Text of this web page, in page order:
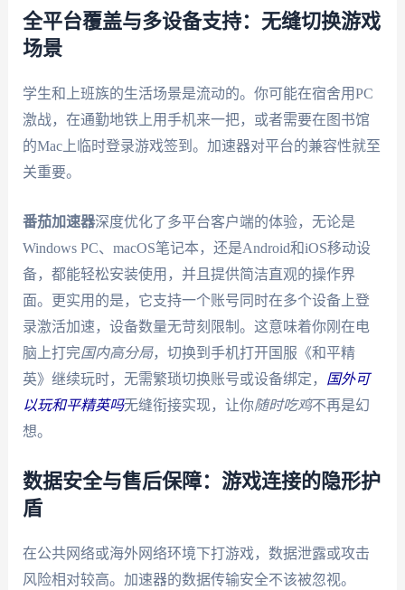
全平台覆盖与多设备支持：无缝切换游戏
场景
学生和上班族的生活场景是流动的。你可能在宿舍用PC
激战，在通勤地铁上用手机来一把，或者需要在图书馆
的Mac上临时登录游戏签到。加速器对平台的兼容性就至
关重要。
番茄加速器深度优化了多平台客户端的体验，无论是
Windows PC、macOS笔记本，还是Android和iOS移动设
备，都能轻松安装使用，并且提供简洁直观的操作界
面。更实用的是，它支持一个账号同时在多个设备上登
录激活加速，设备数量无苛刻限制。这意味着你刚在电
脑上打完国内高分局，切换到手机打开国服《和平精
英》继续玩时，无需繁琐切换账号或设备绑定， 国外可
以玩和平精英吗无缝衔接实现，让你随时吃鸡不再是幻
想。
数据安全与售后保障：游戏连接的隐形护
盾
在公共网络或海外网络环境下打游戏，数据泄露或攻击
风险相对较高。加速器的数据传输安全不该被忽视。